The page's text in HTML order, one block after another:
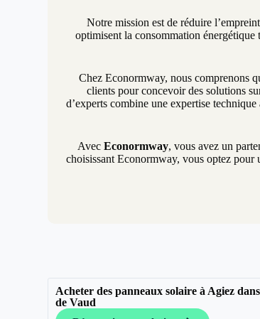
Notre mission est de réduire
optimisent la consommation énergétique
Chez Econormway, nous comprenons
clients pour concevoir des solutions
d’experts combine une expertise
Avec Econormway, vous avez un
choisissant Econormway, vous optez pour
Acheter des panneaux solaire à Agiez
de Vaud